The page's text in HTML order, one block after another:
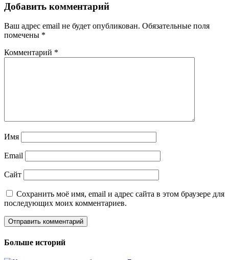
Добавить комментарий
Ваш адрес email не будет опубликован. Обязательные поля
помечены *
Комментарий *
Имя
Email
Сайт
Сохранить моё имя, email и адрес сайта в этом браузере для
последующих моих комментариев.
Больше историй